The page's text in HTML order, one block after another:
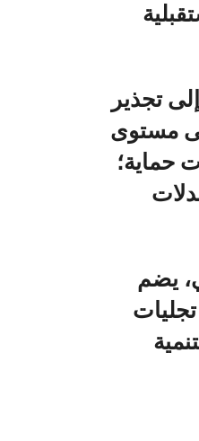
تجذير
مستوى
حماية؛
يضم